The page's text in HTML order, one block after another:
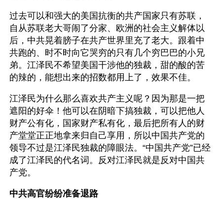
过去可以和强大的美国抗衡的共产国家只有苏联，
自从苏联老大哥闹了分家、欧洲的社会主义解体以
后，中共晃着膀子在共产世界里充了老大。跟着中
共跑的、时不时向它哭穷的只有几个穷巴巴的小兄
弟。江泽民不希望美国干涉他的独裁，甜的酸的苦
的辣的，能想出来的招数都用上了，效果不佳。
江泽民为什么那么喜欢共产主义呢？因为那是一把
遮阳的好伞！他可以在阴暗下搞独裁，可以把他人
财产公有化，国家财产私有化，最后把所有人的财
产堂堂正正地拿来归自己享用，所以中国共产党的
领导不过是江泽民独裁的障眼法。“中国共产党”已经
成了江泽民的代名词。反对江泽民就是反对中国共
产党。
中共高官纷纷准备退路